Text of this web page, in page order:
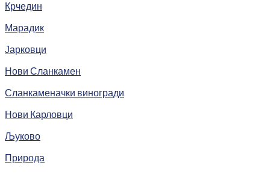
Крчедин
Марадик
Јарковци
Нови Сланкамен
Сланкаменачки виногради
Нови Карловци
Љуково
Природа